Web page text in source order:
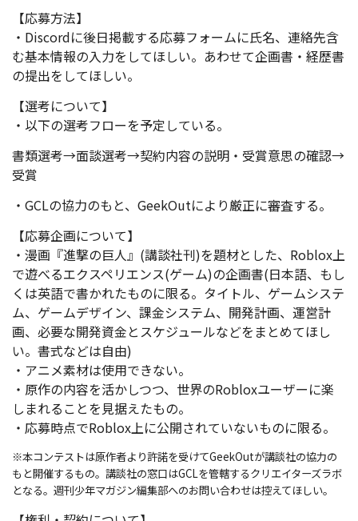
【応募方法】
・Discordに後日掲載する応募フォームに氏名、連絡先含
む基本情報の入力をしてほしい。あわせて企画書・経歴書
の提出をしてほしい。
【選考について】
・以下の選考フローを予定している。
書類選考→面談選考→契約内容の説明・受賞意思の確認→
受賞
・GCLの協力のもと、GeekOutにより厳正に審査する。
【応募企画について】
・漫画『進撃の巨人』(講談社刊)を題材とした、Roblox上
で遊べるエクスペリエンス(ゲーム)の企画書(日本語、もし
くは英語で書かれたものに限る。タイトル、ゲームシステ
ム、ゲームデザイン、課金システム、開発計画、運営計
画、必要な開発資金とスケジュールなどをまとめてほし
い。書式などは自由)
・アニメ素材は使用できない。
・原作の内容を活かしつつ、世界のRobloxユーザーに楽
しまれることを見据えたもの。
・応募時点でRoblox上に公開されていないものに限る。
※本コンテストは原作者より許諾を受けてGeekOutが講談社の協力の
もと開催するもの。講談社の窓口はGCLを管轄するクリエイターズラボ
となる。週刊少年マガジン編集部へのお問い合わせは控えてほしい。